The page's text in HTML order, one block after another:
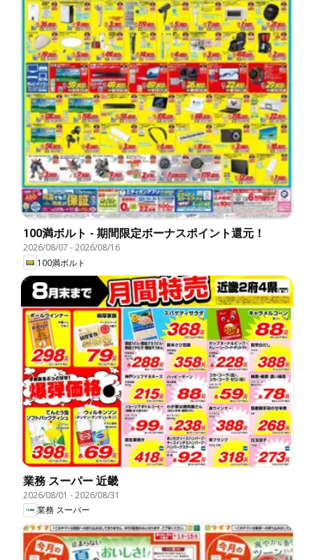
100満ボルト - 期間限定ボーナスポイント還元！
2026/08/07 -2026/08/16
100満ボルト
業務 スーパー 近畿
2026/08/01 -2026/08/31
業務 スーパー